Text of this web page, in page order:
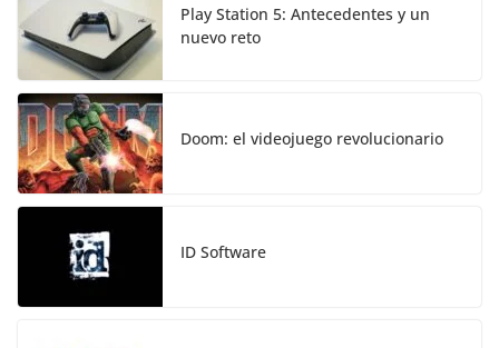
Play Station 5: Antecedentes y un
nuevo reto
Doom: el videojuego revolucionario
ID Software